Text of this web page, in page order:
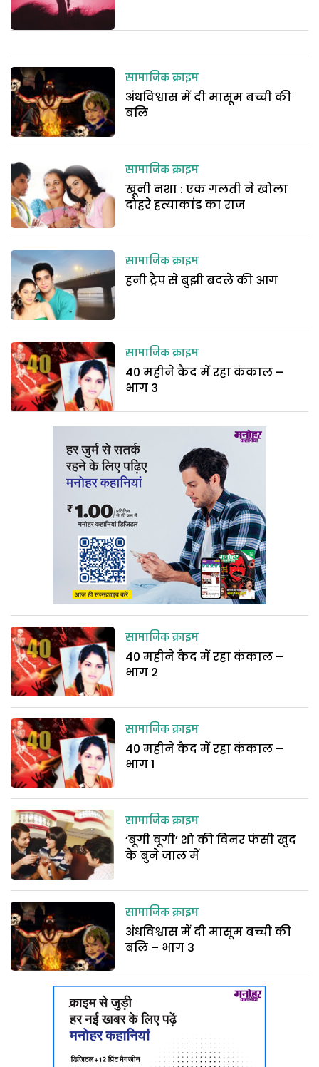
सामाजिक क्राइम
अंधविश्वास में दी मासूम बच्ची की
बलि
सामाजिक क्राइम
खूनी नशा : एक गलती ने खोला
दोहरे हत्याकांड का राज
सामाजिक क्राइम
हनी ट्रैप से बुझी बदले की आग
सामाजिक क्राइम
40 महीने कैद में रहा कंकाल –
भाग 3
सामाजिक क्राइम
40 महीने कैद में रहा कंकाल –
भाग 2
सामाजिक क्राइम
40 महीने कैद में रहा कंकाल –
भाग 1
सामाजिक क्राइम
‘बूगी वूगी’ शो की विनर फंसी खुद
के बुने जाल में
सामाजिक क्राइम
अंधविश्वास में दी मासूम बच्ची की
बलि – भाग 3